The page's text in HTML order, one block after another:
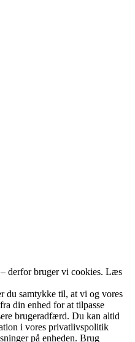
derfor bruger vi cookies. Læs
du samtykke til, at vi og vores
din enhed for at tilpasse
brugeradfærd. Du kan altid
i vores privatlivspolitik
på enheden. Brug